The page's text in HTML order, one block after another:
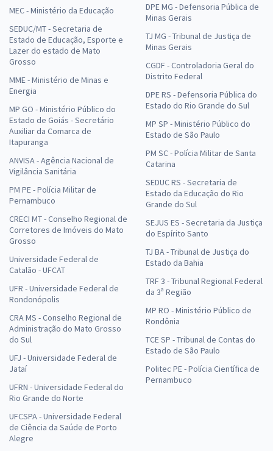
MEC - Ministério da Educação
SEDUC/MT - Secretaria de
Estado de Educação, Esporte e
Lazer do estado de Mato
Grosso
MME - Ministério de Minas e
Energia
MP GO - Ministério Público do
Estado de Goiás - Secretário
Auxiliar da Comarca de
Itapuranga
ANVISA - Agência Nacional de
Vigilância Sanitária
PM PE - Polícia Militar de
Pernambuco
CRECI MT - Conselho Regional de
Corretores de Imóveis do Mato
Grosso
Universidade Federal de
Catalão - UFCAT
UFR - Universidade Federal de
Rondonópolis
CRA MS - Conselho Regional de
Administração do Mato Grosso
do Sul
UFJ - Universidade Federal de
Jataí
UFRN - Universidade Federal do
Rio Grande do Norte
UFCSPA - Universidade Federal
de Ciência da Saúde de Porto
Alegre
DPE MG - Defensoria Pública de
Minas Gerais
TJ MG - Tribunal de Justiça de
Minas Gerais
CGDF - Controladoria Geral do
Distrito Federal
DPE RS - Defensoria Pública do
Estado do Rio Grande do Sul
MP SP - Ministério Público do
Estado de São Paulo
PM SC - Polícia Militar de Santa
Catarina
SEDUC RS - Secretaria de
Estado da Educação do Rio
Grande do Sul
SEJUS ES - Secretaria da Justiça
do Espírito Santo
TJ BA - Tribunal de Justiça do
Estado da Bahia
TRF 3 - Tribunal Regional Federal
da 3ª Região
MP RO - Ministério Público de
Rondônia
TCE SP - Tribunal de Contas do
Estado de São Paulo
Politec PE - Polícia Científica de
Pernambuco